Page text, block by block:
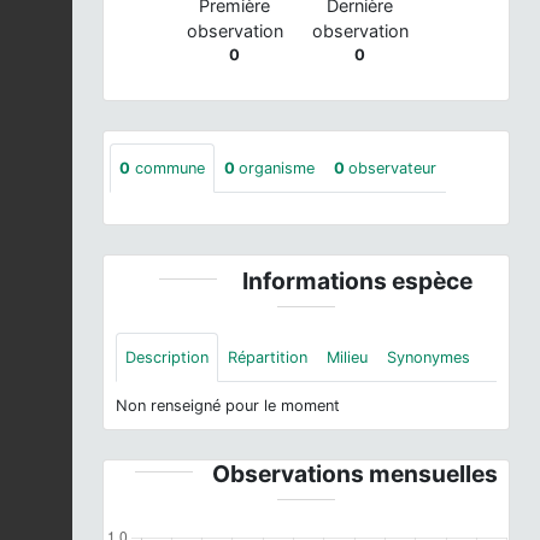
Première
observation
0
Dernière
observation
0
0 commune 0 organisme 0 observateur
Informations espèce
Description Répartition Milieu Synonymes
Non renseigné pour le moment
Observations mensuelles